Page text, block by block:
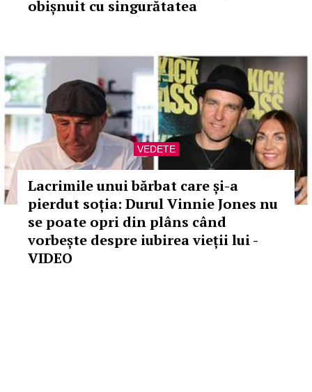
obișnuit cu singurătatea
VEDETE
Lacrimile unui bărbat care și-a
pierdut soția: Durul Vinnie Jones nu
se poate opri din plâns când
vorbește despre iubirea vieții lui -
VIDEO